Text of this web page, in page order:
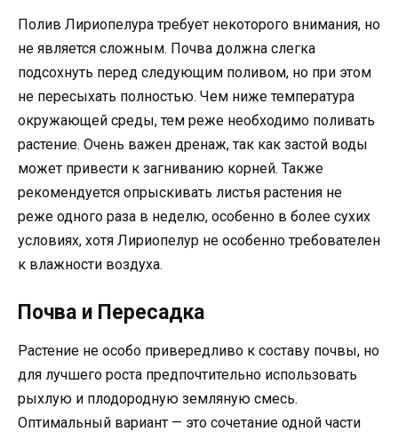
Полив Лириопелура требует некоторого внимания, но
не является сложным. Почва должна слегка
подсохнуть перед следующим поливом, но при этом
не пересыхать полностью. Чем ниже температура
окружающей среды, тем реже необходимо поливать
растение. Очень важен дренаж, так как застой воды
может привести к загниванию корней. Также
рекомендуется опрыскивать листья растения не
реже одного раза в неделю, особенно в более сухих
условиях, хотя Лириопелур не особенно требователен
к влажности воздуха.
Почва и Пересадка
Растение не особо привередливо к составу почвы, но
для лучшего роста предпочтительно использовать
рыхлую и плодородную земляную смесь.
Оптимальный вариант — это сочетание одной части